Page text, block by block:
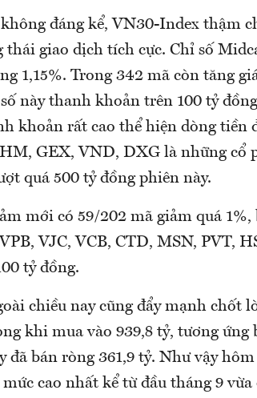
đáng kể, VN30-Index thậm
thái giao dịch tích cực. Chỉ số
1,15%. Trong 342 mã còn tăng
này thanh khoản trên 100 tỷ
khoản rất cao thể hiện dòng tiền
GEX, VND, DXG là những cổ
quá 500 tỷ đồng phiên này.
mới có 59/202 mã giảm quá
VJC, VCB, CTD, MSN, PVT,
tỷ đồng.
chiều nay cũng đẩy mạnh chốt
khi mua vào 939,8 tỷ, tương ứng
đã bán ròng 361,9 tỷ. Như vậy
cao nhất kể từ đầu tháng 9 vừa